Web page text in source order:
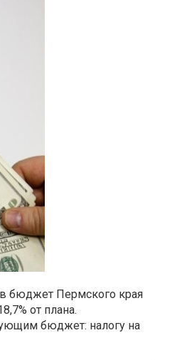
бюджет Пермского края
от плана.
бюджет: налогу на